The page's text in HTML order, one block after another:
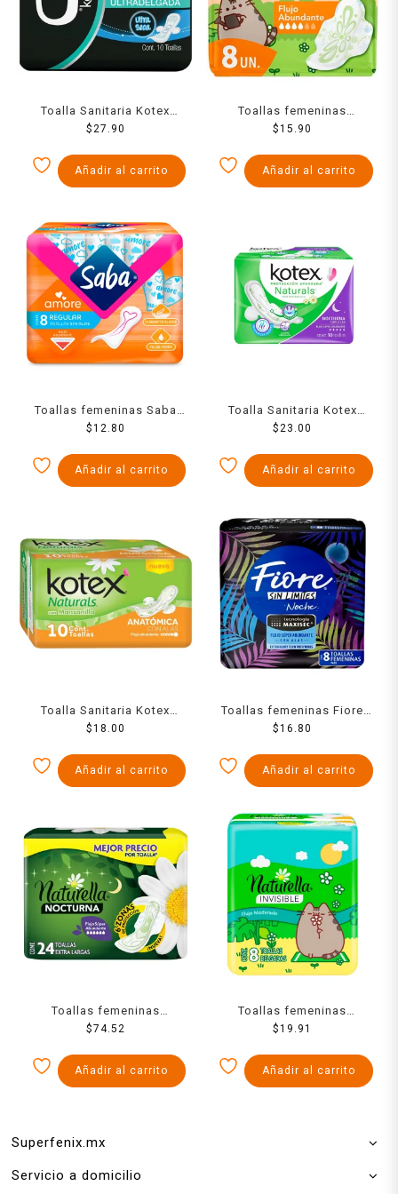
Toalla Sanitaria Kotex
Unika Con Alas Fm 10 Pzs
$ 27.90
Añadir al carrito
Toallas femeninas
Naturella regular flujo
pzas
$15.90
Añadir al carrito
Toallas femeninas Saba
Amore regular sin alas 8
$12.80
Añadir al carrito
Toalla Sanitaria Kotex
Nocturna Con Als Fsa 10
$23.00
Añadir al carrito
Toalla Sanitaria Kotex
Manzanilla Con Alas Fa 10
$18.00
Añadir al carrito
Toallas femeninas Fiore
nocturna con alas con 8
$16.80
Añadir al carrito
Toallas femeninas
Naturella nocturna extra
abundante 24 pzas
$74.52
Añadir al carrito
Toallas femeninas
Naturella invisible flujo
$19.91
Añadir al carrito
Superfenix.mx
Servicio a domicilio